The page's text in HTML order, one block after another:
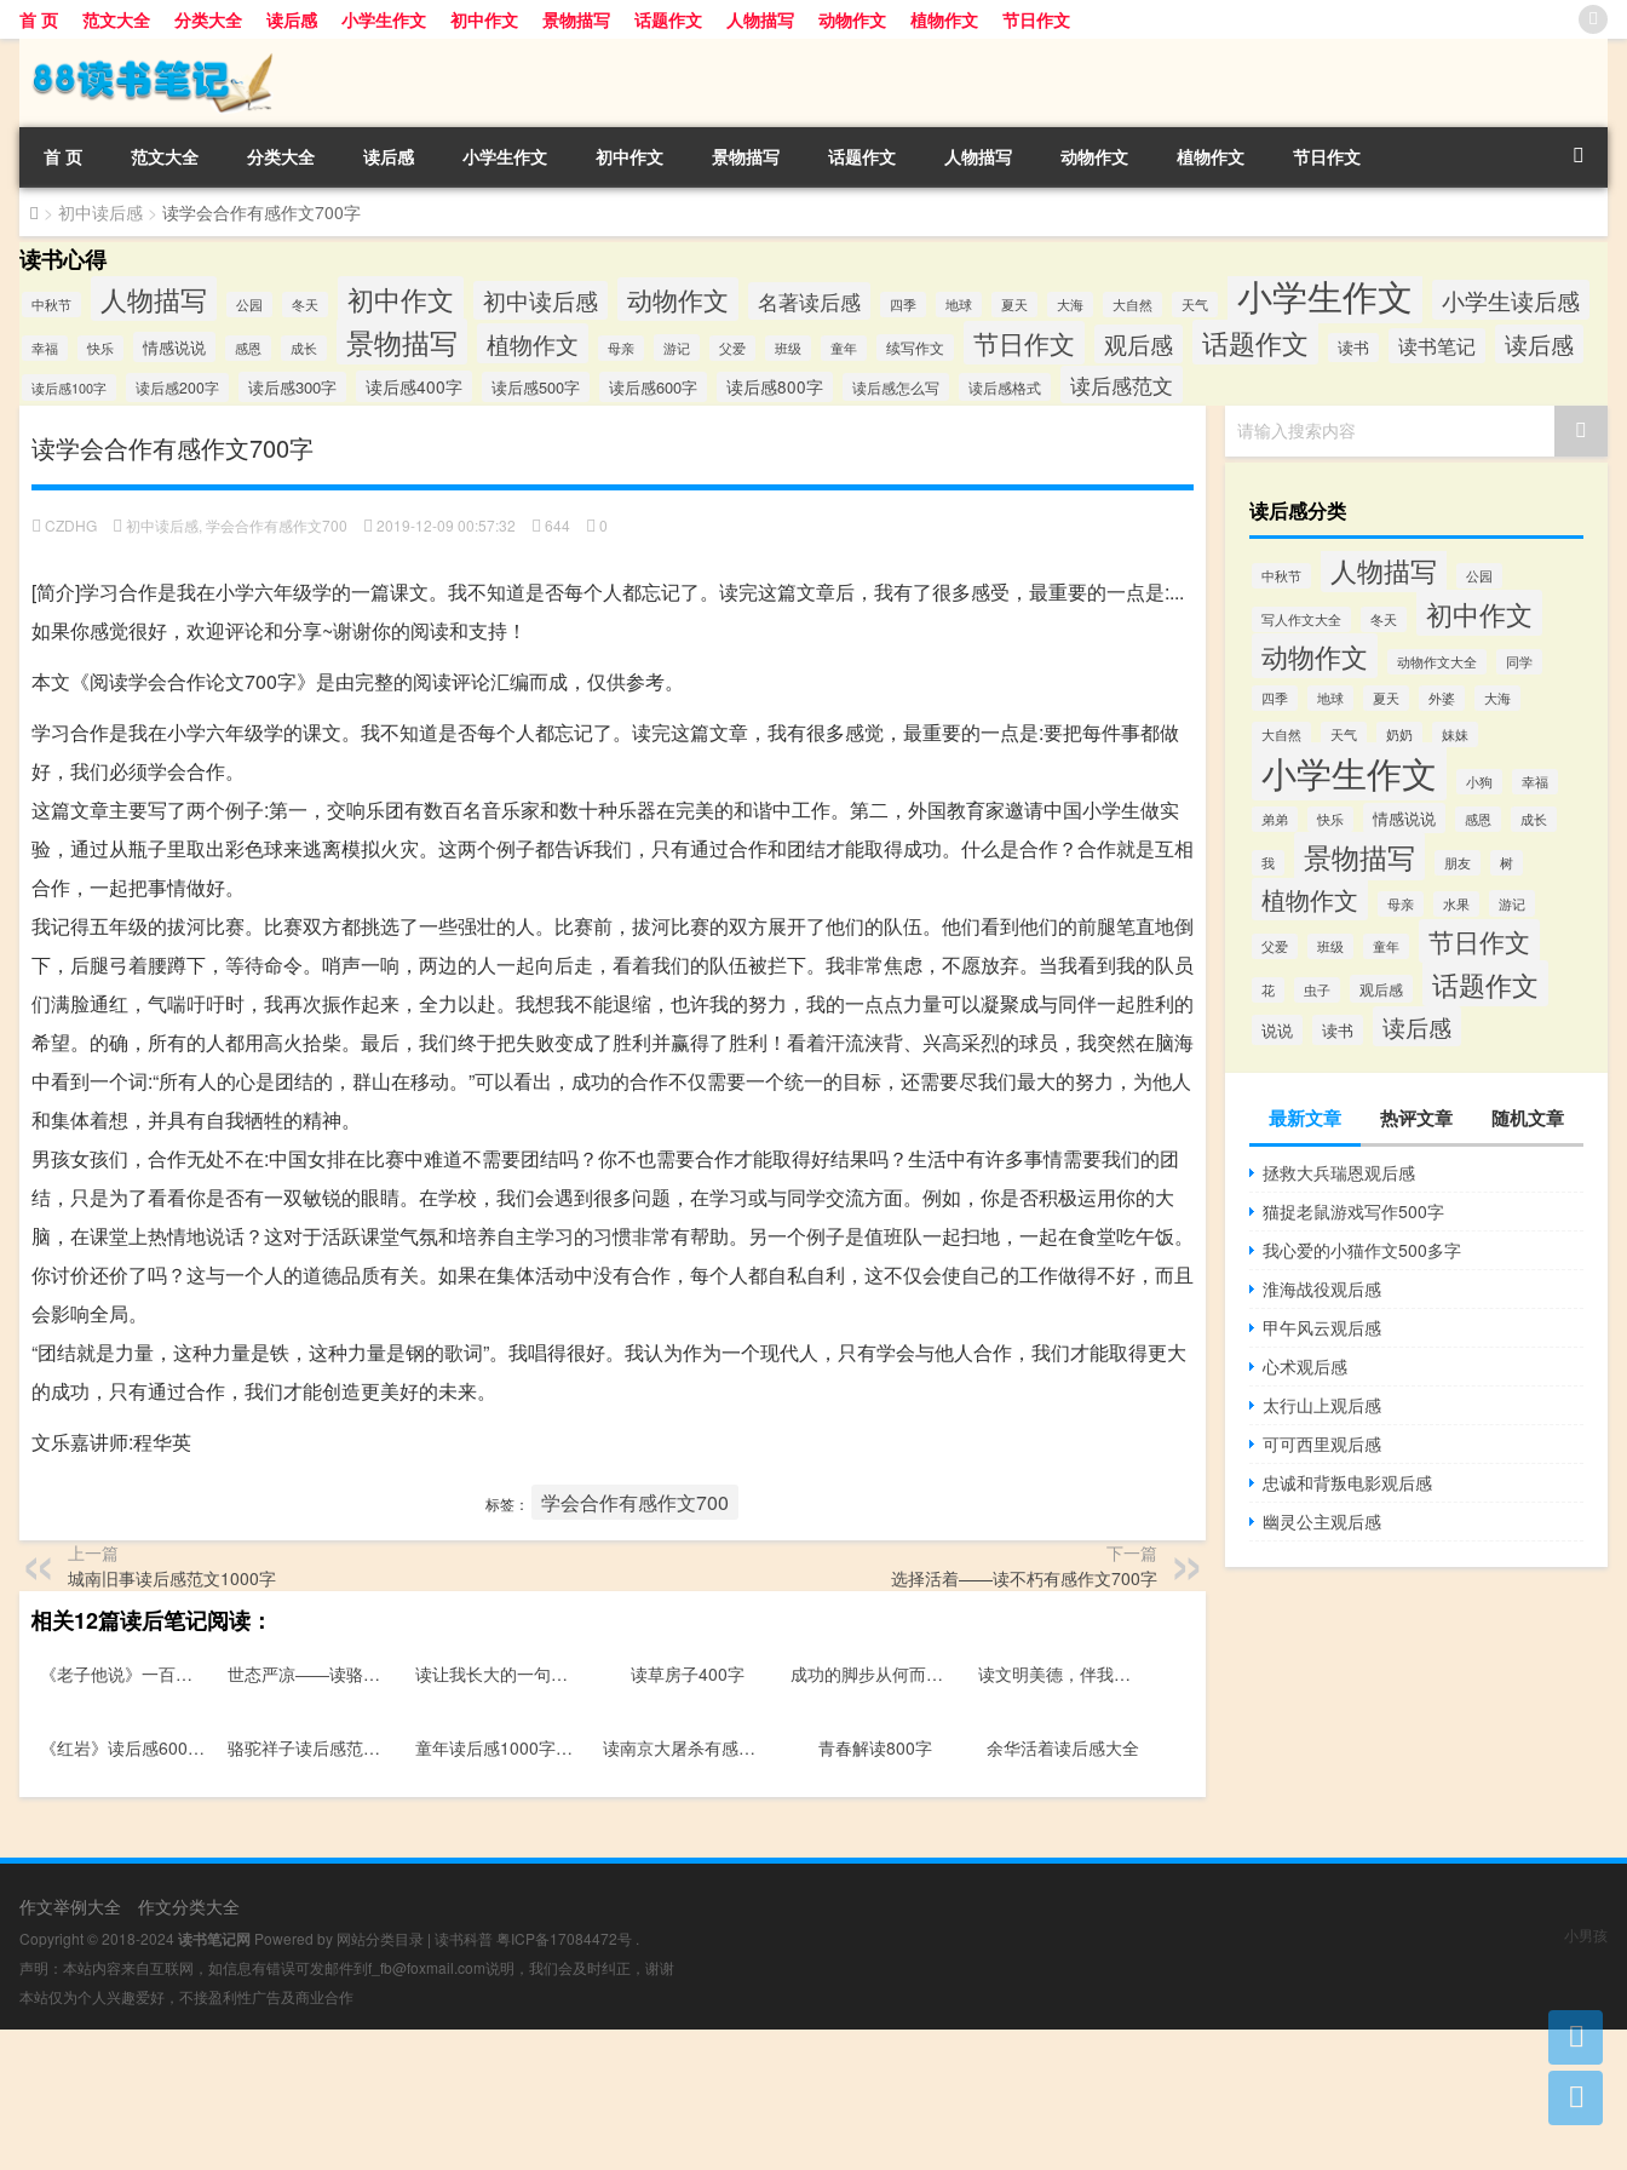
首 页 范文大全 分类大全 读后感 小学生作文 初中作文 景物描写 话题作文 人物描写 动物作文 植物作文 节日作文
首 页 范文大全 分类大全 读后感 小学生作文 初中作文 景物描写 话题作文 人物描写 动物作文 植物作文 节日作文
> 初中读后感 > 读学会合作有感作文700字
读书心得
中秋节 人物描写 公园 冬天 初中作文 初中读后感 动物作文 名著读后感 四季 地球 夏天 大海 大自然 天气 小学生作文 小学生读后感
幸福 快乐 情感说说 感恩 成长 景物描写 植物作文 母亲 游记 父爱 班级 童年 续写作文 节日作文 观后感 话题作文 读书 读书笔记 读后感
读后感100字 读后感200字 读后感300字 读后感400字 读后感500字 读后感600字 读后感800字 读后感怎么写 读后感格式 读后感范文
读学会合作有感作文700字
CZDHG 初中读后感 学会合作有感作文700 2019-12-09 00:57:32 644 0
[简介]学习合作是我在小学六年级学的一篇课文。我不知道是否每个人都忘记了。读完这篇文章后，我有了很多感受，最重要的一点是:...
如果你感觉很好，欢迎评论和分享~谢谢你的阅读和支持！
本文《阅读学会合作论文700字》是由完整的阅读评论汇编而成，仅供参考。
学习合作是我在小学六年级学的课文。我不知道是否每个人都忘记了。读完这篇文章，我有很多感觉，最重要的一点是:要把每件事都做
好，我们必须学会合作。
这篇文章主要写了两个例子:第一，交响乐团有数百名音乐家和数十种乐器在完美的和谐中工作。第二，外国教育家邀请中国小学生做实
验，通过从瓶子里取出彩色球来逃离模拟火灾。这两个例子都告诉我们，只有通过合作和团结才能取得成功。什么是合作？合作就是互相
合作，一起把事情做好。
我记得五年级的拔河比赛。比赛双方都挑选了一些强壮的人。比赛前，拔河比赛的双方展开了他们的队伍。他们看到他们的前腿笔直地倒
下，后腿弓着腰蹲下，等待命令。哨声一响，两边的人一起向后走，看着我们的队伍被拦下。我非常焦虑，不愿放弃。当我看到我的队员
们满脸通红，气喘吁吁时，我再次振作起来，全力以赴。我想我不能退缩，也许我的努力，我的一点点力量可以凝聚成与同伴一起胜利的
希望。的确，所有的人都用高火拾柴。最后，我们终于把失败变成了胜利并赢得了胜利！看着汗流浃背、兴高采烈的球员，我突然在脑海
中看到一个词:“所有人的心是团结的，群山在移动。”可以看出，成功的合作不仅需要一个统一的目标，还需要尽我们最大的努力，为他人
和集体着想，并具有自我牺牲的精神。
男孩女孩们，合作无处不在:中国女排在比赛中难道不需要团结吗？你不也需要合作才能取得好结果吗？生活中有许多事情需要我们的团
结，只是为了看看你是否有一双敏锐的眼睛。在学校，我们会遇到很多问题，在学习或与同学交流方面。例如，你是否积极运用你的大
脑，在课堂上热情地说话？这对于活跃课堂气氛和培养自主学习的习惯非常有帮助。另一个例子是值班队一起扫地，一起在食堂吃午饭。
你讨价还价了吗？这与一个人的道德品质有关。如果在集体活动中没有合作，每个人都自私自利，这不仅会使自己的工作做得不好，而且
会影响全局。
“团结就是力量，这种力量是铁，这种力量是钢的歌词”。我唱得很好。我认为作为一个现代人，只有学会与他人合作，我们才能取得更大
的成功，只有通过合作，我们才能创造更美好的未来。
文乐嘉讲师:程华英
标签： 学会合作有感作文700
上一篇
城南旧事读后感范文1000字
下一篇
选择活着——读不朽有感作文700字
相关12篇读后笔记阅读：
《老子他说》一百五十字的读后感 世态严凉――读骆驼祥子有感作文1200字 读让我长大的一句话有感作文1090字1000字 读草房子400字 成功的脚步从何而来700字 读文明美德，伴我成长有感作文600字
《红岩》读后感600字——《红岩》与重庆 骆驼祥子读后感范文550字 童年读后感1000字以上 读南京大屠杀有感作文1200字 青春解读800字 余华活着读后感大全
请输入搜索内容
读后感分类
中秋节 人物描写 公园
写人作文大全 冬天 初中作文
动物作文 动物作文大全
同学
四季
地球 夏天 外婆
大海
大自然
天气 奶奶 妹妹
小学生作文 小狗 幸福
弟弟 快乐 情感说说 感恩 成长
我 景物描写 朋友 树
植物作文 母亲 水果 游记
父爱 班级 童年 节日作文
花 虫子 观后感 话题作文
说说 读书 读后感
最新文章 热评文章 随机文章
拯救大兵瑞恩观后感
猫捉老鼠游戏写作500字
我心爱的小猫作文500多字
淮海战役观后感
甲午风云观后感
心术观后感
太行山上观后感
可可西里观后感
忠诚和背叛电影观后感
幽灵公主观后感
作文举例大全 作文分类大全
Copyright © 2018-2024 读书笔记网 Powered by 网站分类目录 | 读书科普 粤ICP备17084472号
声明：本站内容来自互联网，如信息有错误可发邮件到f_fb@foxmail.com说明，我们会及时纠正，谢谢
本站仅为个人兴趣爱好，不接盈利性广告及商业合作
小男孩